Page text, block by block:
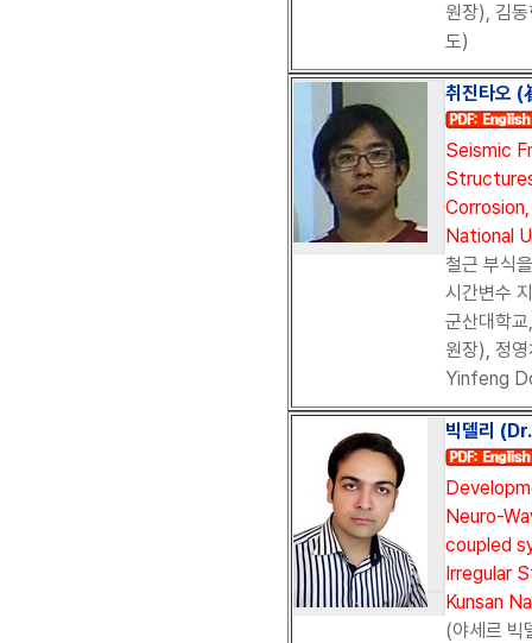
원장), 김
도)
취진타오
Seismic
National
철근 부식
시간변수
군산대학
원장), 정
Yinfeng
빅델리
Neuro-
coupled
Irregular
Kunsan
(야세르 빅